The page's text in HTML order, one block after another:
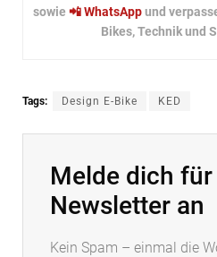
sowie 📲 WhatsAppund
Bikes, Technik und
Tags: Design E-Bike KED
Melde dich für
Newsletter an
Kein Spam – einmal die